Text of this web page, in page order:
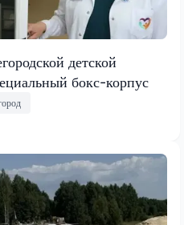
детской
бокс-корпус